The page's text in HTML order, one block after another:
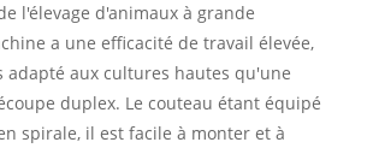
l'élevage d'animaux à grande
a une efficacité de travail élevée,
adapté aux cultures hautes qu'une
duplex. Le couteau étant équipé
spirale, il est facile à monter et à